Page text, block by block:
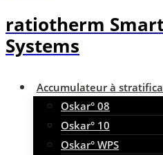
ratiotherm
Systems
Accumulateur à
Oskar° 08
Oskar° 10
Oskar° WPS